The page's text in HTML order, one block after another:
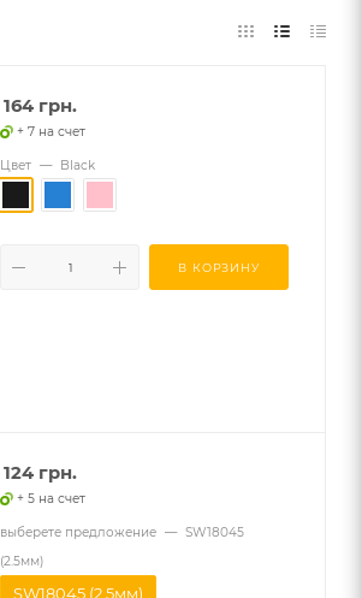
164 грн.
+ 7 на счет
Цвет — Black
В КОРЗИНУ
124 грн.
+ 5 на счет
выберете предложение — SW18045
(2.5мм)
SW18045 (2.5мм)